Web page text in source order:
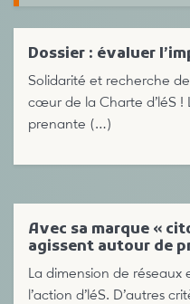
Dossier : évaluer
Solidarité et recherche
cœur de la Charte d’léS !
prenante (…)
Avec sa marque «
agissent autour de
La dimension de
l’action d’léS. D’autres